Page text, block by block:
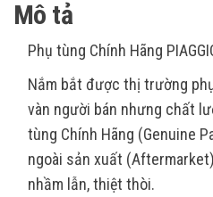
Mô tả
Phụ tùng Chính Hãng
Nắm bắt được thị trường
vàn người bán nhưng chất
tùng Chính Hãng (Genuine
ngoài sản xuất
nhầm lẫn, thiệt thòi.